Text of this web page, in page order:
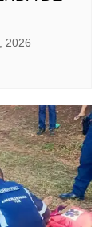
2026